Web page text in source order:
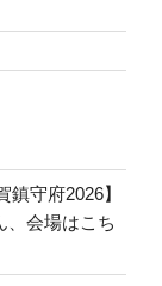
鎮守府2026】
、会場はこち